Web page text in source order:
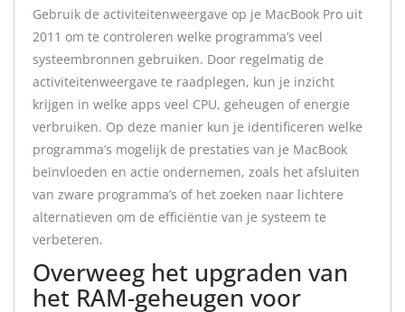
Gebruik de activiteitenweergave op je MacBook Pro uit
2011 om te controleren welke programma’s veel
systeembronnen gebruiken. Door regelmatig de
activiteitenweergave te raadplegen, kun je inzicht
krijgen in welke apps veel CPU, geheugen of energie
verbruiken. Op deze manier kun je identificeren welke
programma’s mogelijk de prestaties van je MacBook
beïnvloeden en actie ondernemen, zoals het afsluiten
van zware programma’s of het zoeken naar lichtere
alternatieven om de efficiëntie van je systeem te
verbeteren.
Overweeg het upgraden van
het RAM-geheugen voor